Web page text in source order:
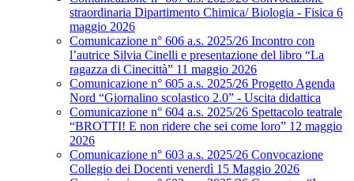
straordinaria Dipartimento Chimica/ Biologia - Fisica 6
maggio 2026
Comunicazione n° 606 a.s. 2025/26 Incontro con
l’autrice Silvia Cinelli e presentazione del libro “La
ragazza di Cinecittà” 11 maggio 2026
Comunicazione n° 605 a.s. 2025/26 Progetto Agenda
Nord “Giornalino scolastico 2.0” - Uscita didattica
Comunicazione n° 604 a.s. 2025/26 Spettacolo teatrale
“BROTTI! E non ridere che sei come loro” 12 maggio
2026
Comunicazione n° 603 a.s. 2025/26 Convocazione
Collegio dei Docenti venerdì 15 Maggio 2026